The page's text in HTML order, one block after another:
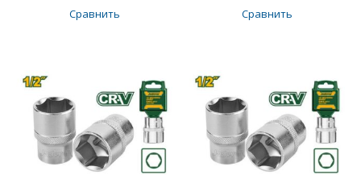
Сравнить Сравнить